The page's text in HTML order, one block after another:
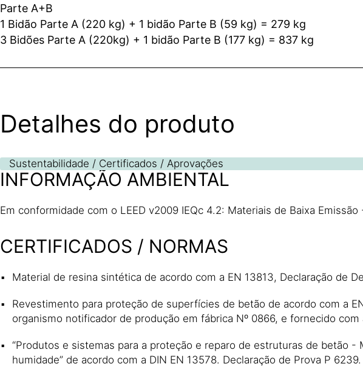
Parte A+B
1 Bidão Parte A (220 kg) + 1 bidão Parte B (59 kg) = 279 kg
3 Bidões Parte A (220kg) + 1 bidão Parte B (177 kg) = 837 kg
Detalhes do produto
Sustentabilidade / Certificados / Aprovações
INFORMAÇÃO AMBIENTAL
Em conformidade com o LEED v2009 IEQc 4.2: Materiais de Baixa
CERTIFICADOS / NORMAS
Material de resina sintética de acordo com a EN 13813, Declaração de
Revestimento para proteção de superfícies de betão de acordo com a
organismo notificador de produção em fábrica Nº 0866, e fornecido com
“Produtos e sistemas para a proteção e reparo de estruturas de betão
humidade” de acordo com a DIN EN 13578. Declaração de Prova P 6239.